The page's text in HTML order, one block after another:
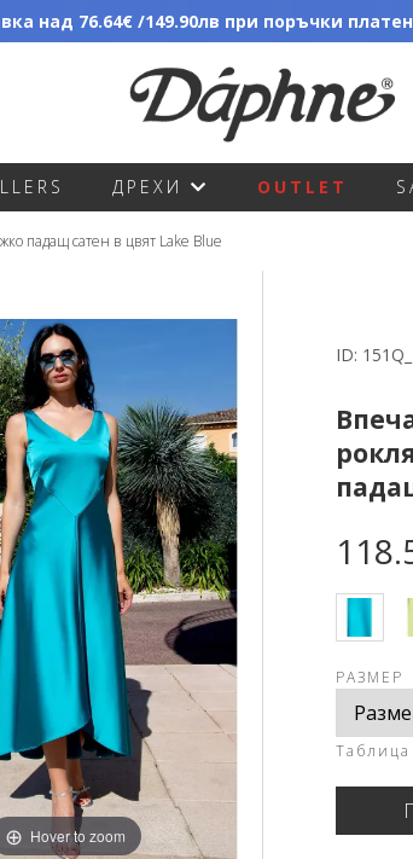
над 76.64€ /149.90лв при поръчки
ДРЕХИ OUTLET
падащ сатен в цвят Lake Blue
Hover to zoom
ID:
РАЗМЕР